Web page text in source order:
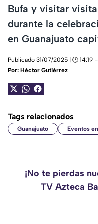
Bufa y visitar
durante la
en Guanajuato
Publicado 31/07/2025 | 🕑 14:19
Por: Héctor Gutiérrez
Tags relacionados
Guanajuato Eventos
¡No te pierdas
TV Azteca